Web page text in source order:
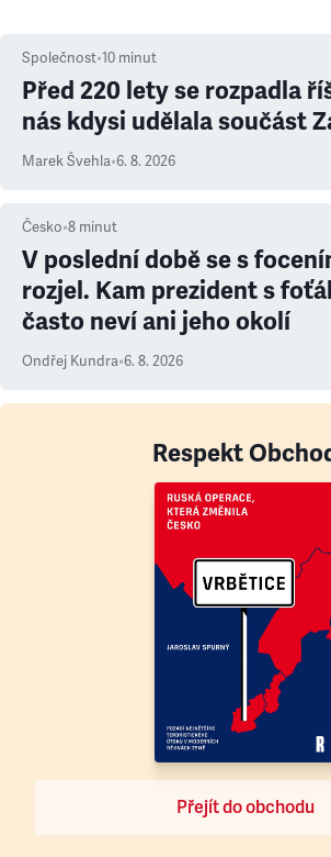
Společnost•10 minut
Před 220 lety se rozpadla
nás kdysi udělala součást
Marek Švehla•6. 8. 2026
Česko•8 minut
V poslední době se s
rozjel. Kam prezident s
často neví ani jeho okolí
Ondřej Kundra•6. 8. 2026
Respekt
Přejít do obchodu